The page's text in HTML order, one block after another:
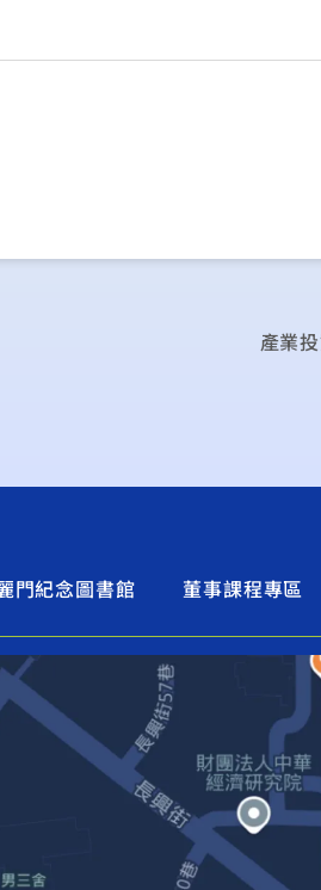
產業
門紀念圖書館 董事課程專區